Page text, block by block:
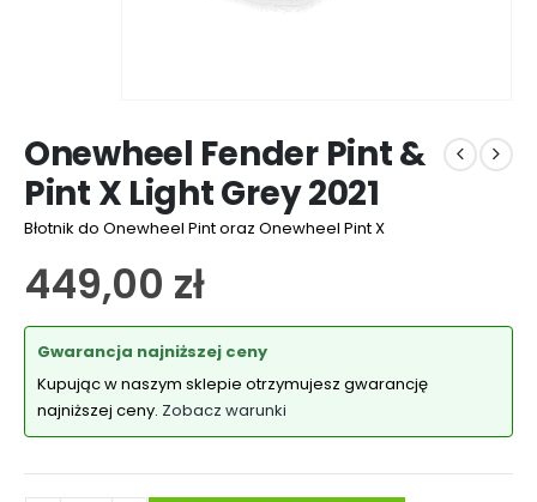
Onewheel Fender Pint &
Pint X Light Grey 2021
Błotnik do Onewheel Pint oraz Onewheel Pint X
449,00 zł
Gwarancja najniższej ceny
Kupując w naszym sklepie otrzymujesz gwarancję
najniższej ceny. Zobacz warunki